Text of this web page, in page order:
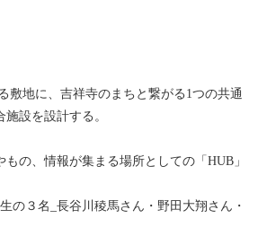
敷地に、吉祥寺のまちと繋がる1つの共通
設を設計する。
の、情報が集まる場所としての「HUB」
の３名_長谷川稜馬さん・野田大翔さん・